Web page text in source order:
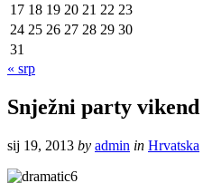
17 18 19 20 21 22 23
24 25 26 27 28 29 30
31
« srp
Snježni party
sij 19, 2013 by admin in Hrvatska